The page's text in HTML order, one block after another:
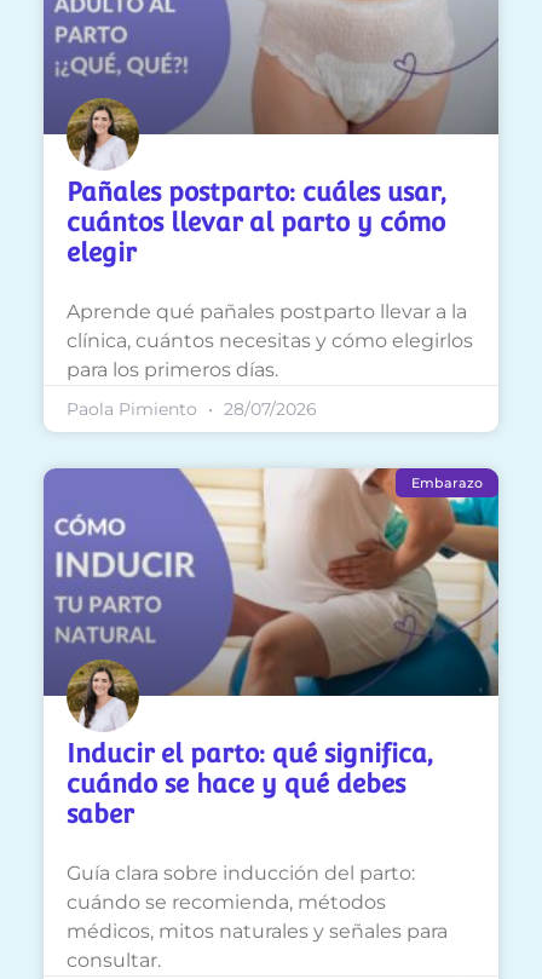
Pañales postparto: cuáles usar,
cuántos llevar al parto y cómo
elegir
Aprende qué pañales postparto llevar a la
clínica, cuántos necesitas y cómo elegirlos
para los primeros días.
Paola Pimiento 28/07/2026
Embarazo
Inducir el parto: qué significa,
cuándo se hace y qué debes
saber
Guía clara sobre inducción del parto:
cuándo se recomienda, métodos
médicos, mitos naturales y señales para
consultar.